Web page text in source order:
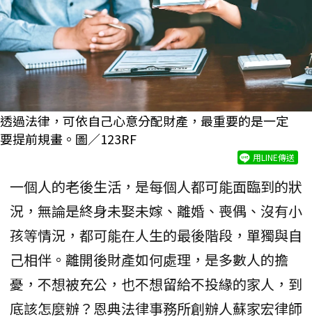
透過法律，可依自己心意分配財產，最重要的是一定
要提前規畫。圖／123RF
用LINE傳送
一個人的老後生活，是每個人都可能面臨到的狀
況，無論是終身未娶未嫁、離婚、喪偶、沒有小
孩等情況，都可能在人生的最後階段，單獨與自
己相伴。離開後財產如何處理，是多數人的擔
憂，不想被充公，也不想留給不投緣的家人，到
底該怎麼辦？恩典法律事務所創辦人蘇家宏律師